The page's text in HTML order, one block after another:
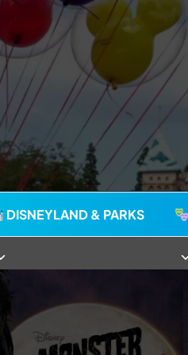
seit 2006
DISNEYLAND & PARKS